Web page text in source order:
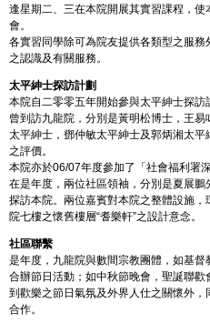
逢星期二、三在本院開展其實習課程，
會。
各實習同學除可為院友提供各類型之服
之認識及有關服務。
太平紳士探訪計劃
本院自二零零五年開始參與太平紳士探
曾到訪九龍院，分別是黃明松博士，王
太平紳士，鄧仲敏太平紳士及郭炳湘太
之評價。
本院亦於06/07年度參加了「社會福利署
在是年度，兩位社區領袖，分別是夏展
探訪本院。兩位嘉賓對本院之整體設施
院七樓之懷舊樓層“耆樂軒”之設計意念。
社區聯繫
是年度，九龍院與數間宗教團體，如基
合辦節日活動；如中秋節晚會，聖誕聯
到歡樂之節日氣氛及外界人仕之關懷外
合作。